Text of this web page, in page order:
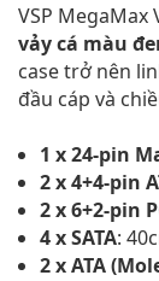
VSP MegaMax
vảy cá màu
case trở nên
đầu cáp và
1 x 24-pin
2 x 4+4-pin
2 x 6+2-pin
4 x SATA:
2 x ATA